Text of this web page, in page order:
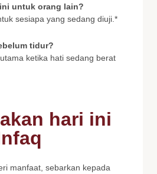
untuk orang lain?
sesiapa yang sedang diuji.*
tidur?
ketika hati sedang berat
hari ini
manfaat, sebarkan kepada